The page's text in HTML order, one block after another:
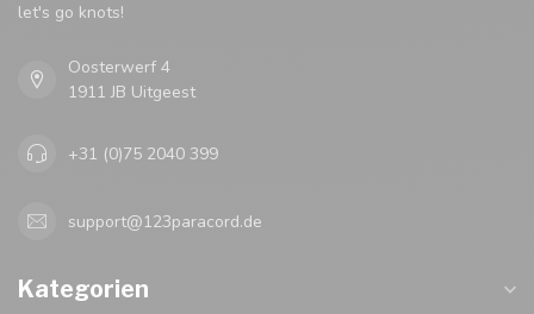
let's go knots!
Oosterwerf 4
1911 JB Uitgeest
+31 (0)75 2040 399
support@123paracord.de
Kategorien